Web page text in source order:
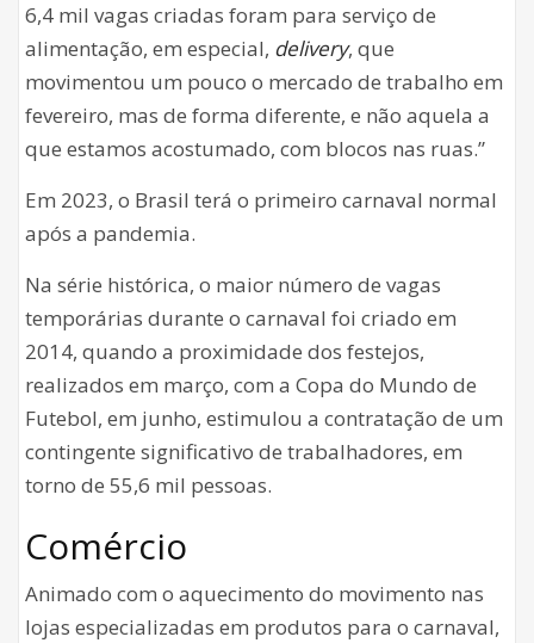
6,4 mil vagas criadas foram para serviço de
alimentação, em especial, delivery, que
movimentou um pouco o mercado de trabalho em
fevereiro, mas de forma diferente, e não aquela a
que estamos acostumado, com blocos nas ruas.”
Em 2023, o Brasil terá o primeiro carnaval normal
após a pandemia.
Na série histórica, o maior número de vagas
temporárias durante o carnaval foi criado em
2014, quando a proximidade dos festejos,
realizados em março, com a Copa do Mundo de
Futebol, em junho, estimulou a contratação de um
contingente significativo de trabalhadores, em
torno de 55,6 mil pessoas.
Comércio
Animado com o aquecimento do movimento nas
lojas especializadas em produtos para o carnaval,